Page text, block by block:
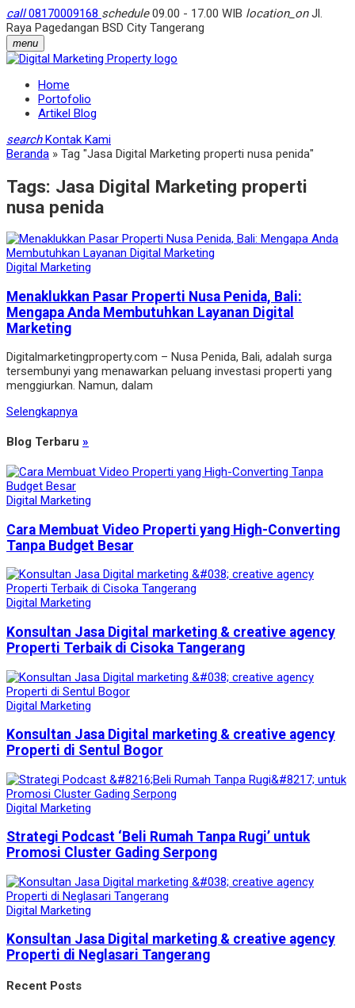
call08170009168 schedule09.00 - 17.00 WIB location_onJl.
Raya Pagedangan BSD City Tangerang
menu
Home
Portofolio
Artikel Blog
search Kontak Kami
Beranda » Tag "Jasa Digital Marketing properti nusa penida"
Tags: Jasa Digital Marketing properti
nusa penida
Digital Marketing
Menaklukkan Pasar Properti Nusa Penida, Bali:
Mengapa Anda Membutuhkan Layanan Digital
Marketing
Digitalmarketingproperty.com – Nusa Penida, Bali, adalah surga
tersembunyi yang menawarkan peluang investasi properti yang
menggiurkan. Namun, dalam
Selengkapnya
Blog Terbaru »
Digital Marketing
Cara Membuat Video Properti yang High-Converting
Tanpa Budget Besar
Digital Marketing
Konsultan Jasa Digital marketing & creative agency
Properti Terbaik di Cisoka Tangerang
Digital Marketing
Konsultan Jasa Digital marketing & creative agency
Properti di Sentul Bogor
Digital Marketing
Strategi Podcast ‘Beli Rumah Tanpa Rugi’ untuk
Promosi Cluster Gading Serpong
Digital Marketing
Konsultan Jasa Digital marketing & creative agency
Properti di Neglasari Tangerang
Recent Posts